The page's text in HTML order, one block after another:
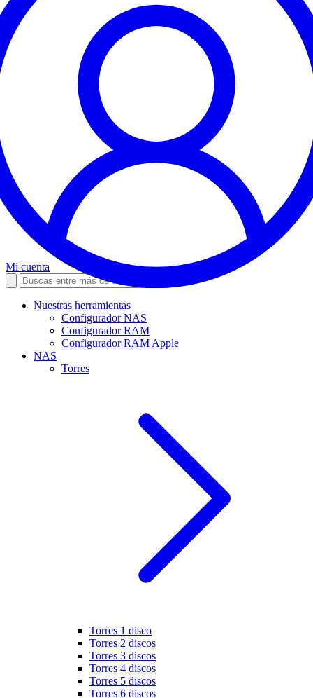
Mi cuenta
Nuestras herramientas
Configurador NAS
Configurador RAM
Configurador RAM Apple
NAS
Torres
Torres 1 disco
Torres 2 discos
Torres 3 discos
Torres 4 discos
Torres 5 discos
Torres 6 discos